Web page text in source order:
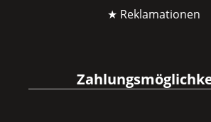
★ Reklamationen